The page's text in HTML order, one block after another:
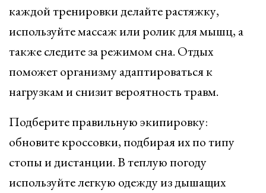
каждой тренировки делайте растяжку,
используйте массаж или ролик для мышц, а
также следите за режимом сна. Отдых
поможет организму адаптироваться к
нагрузкам и снизит вероятность травм.
Подберите правильную экипировку:
обновите кроссовки, подбирая их по типу
стопы и дистанции. В теплую погоду
используйте легкую одежду из дышащих